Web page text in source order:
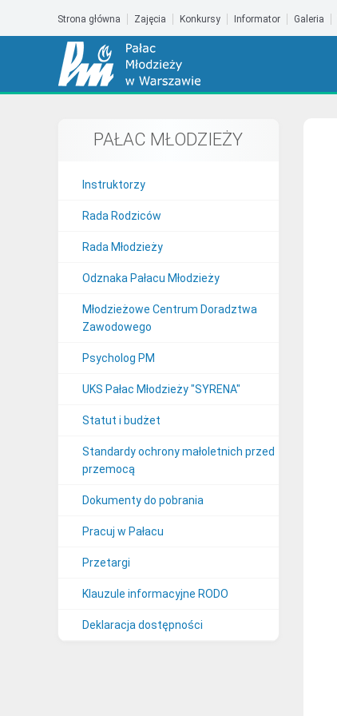
Strona główna Zajęcia Konkursy Informator Galeria
PAŁAC MŁODZIEŻY
Instruktorzy
Rada Rodziców
Rada Młodzieży
Odznaka Pałacu Młodzieży
Młodzieżowe Centrum Doradztwa
Zawodowego
Psycholog PM
UKS Pałac Młodzieży "SYRENA"
Statut i budżet
Standardy ochrony małoletnich przed
przemocą
Dokumenty do pobrania
Pracuj w Pałacu
Przetargi
Klauzule informacyjne RODO
Deklaracja dostępności